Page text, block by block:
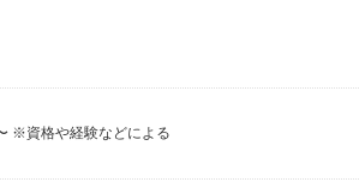
※資格や経験などによる